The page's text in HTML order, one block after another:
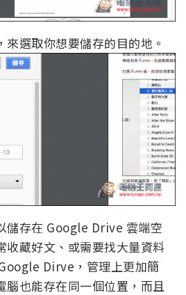
選取你想要儲存的目的地。
儲存在 Google Drive 雲端空
收藏好文、或需要找大量資料
Dirve，管理上更加簡
腦也能存在同一個位置，而且